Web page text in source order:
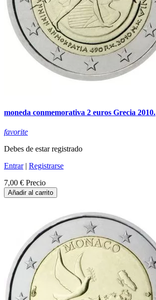
moneda conmemorativa 2 euros Grecia 2010.
favorite
Debes de estar registrado
Entrar| Registrarse
7,00 € Precio
Añadir al carrito